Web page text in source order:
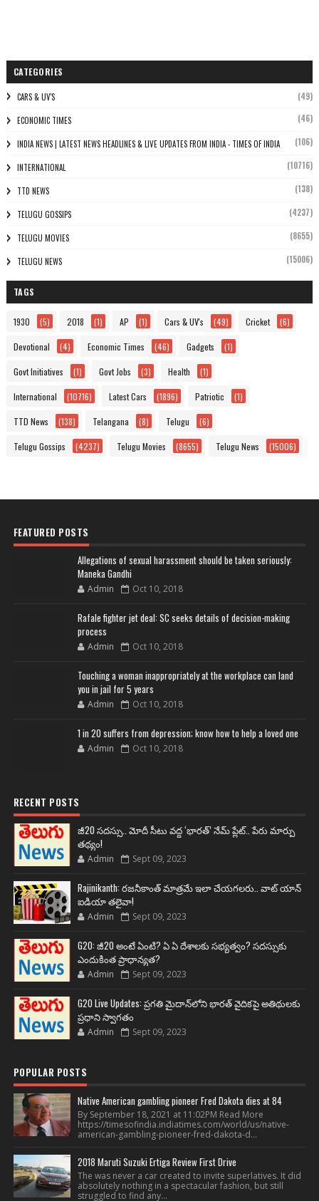
CATEGORIES
CARS & UV'S (49)
ECONOMIC TIMES (46)
INDIA NEWS | LATEST NEWS HEADLINES & LIVE UPDATES FROM INDIA - TIMES OF INDIA (106)
INTERNATIONAL (10716)
TTD NEWS (138)
TELUGU GOSSIPS (4237)
TELUGU MOVIES (8655)
TELUGU NEWS (15006)
TAGS
1930 (5) 2018 (1) AP (1) Cars & UV's (49) Cricket (6)
Devotional (4) Economic Times (46) Gadgets (1)
Govt Initiatives (1) Govt Jobs (3) Health (1)
International (10716) Latest Cars (1896) Patriotic (1)
TTD News (138) Telangana (8) Telugu (6)
Telugu Gossips (4237) Telugu Movies (8655) Telugu News (15006)
FEATURED POSTS
Allegations of sexual harassment should be taken seriously:
Maneka Gandhi
Admin Oct 10, 2018
Rafale fighter jet deal: SC seeks details of decision-making
process
Admin Oct 10, 2018
Touching a woman inappropriately at the workplace can land
you in jail for 5 years
Admin Oct 10, 2018
1 in 20 suffers from depression; know how to help a loved one
Admin Oct 10, 2018
RECENT POSTS
జీ20 సదస్సు.. మోదీ సీటు వద్ద ‘భారత్’ నేమ్ ప్లేట్‌.. పేరు మార్పు
తథ్యం!
Admin Sept 09, 2023
Rajinikanth: రజనీకాంత్ మాత్రమే ఇలా చేయగలరు.. వాట్ యాన్
ఐడియా తలైవా!
Admin Sept 09, 2023
G20: జీ20 అంటే ఏంటి? ఏ ఏ దేశాలకు సభ్యత్వం? సదస్సుకు
ఎందుకింత ప్రాధాన్యత?
Admin Sept 09, 2023
G20 Live Updates: ప్రగతి మైదాన్‌లోని భారత్ వైదికపై అతిథులకు
ప్రధాని స్వాగతం
Admin Sept 09, 2023
POPULAR POSTS
Native American gambling pioneer Fred Dakota dies at 84
By September 18, 2021 at 11:02PM Read More
https://timesofindia.indiatimes.com/world/us/native-
american-gambling-pioneer-fred-dakota-d...
2018 Maruti Suzuki Ertiga Review First Drive
The was never a car created to invite superlatives. It did
absolutely nothing in a spectacular fashion, but still
struggled to find any...